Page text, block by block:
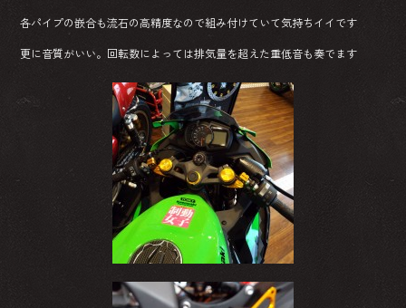
各パイプの嵌合も流石の高精度なので組み付けていて気持ちイイです
更に音質がいい。回転数によっては排気量を超えた重低音も奏でます